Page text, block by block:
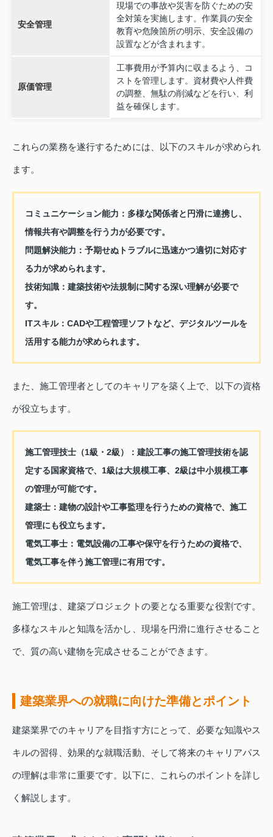
安全管理
現場での事故や災害を防ぐための安
全対策を実施します。作業員の安全
教育や危険箇所の明示、安全設備の
設置などが含まれます。
原価管理
工事費用が予算内に収まるよう、コ
ストを管理します。資材費や人件費
の調整、無駄の削減などを行い、利
益を確保します。
これらの業務を遂行するためには、以下のスキルが求められ
ます。
コミュニケーション能力： 多様な関係者と円滑に連携し、
情報共有や調整を行う力が必要です。
問題解決能力： 予期せぬトラブルに迅速かつ適切に対応す
る力が求められます。
技術知識： 建築技術や法規制に関する深い理解が必要で
す。
ITスキル： CADや工程管理ソフトなど、デジタルツールを
活用する能力が求められます。
また、施工管理者としてのキャリアを築く上で、以下の資格
が役立ちます。
施工管理技士（1級・2級）： 建設工事の施工管理技術を認
定する国家資格で、1級は大規模工事、2級は中小規模工事
の管理が可能です。
建築士： 建物の設計や工事監理を行うための資格で、施工
管理にも役立ちます。
電気工事士： 電気設備の工事や保守を行うための資格で、
電気工事を伴う施工管理に有用です。
施工管理は、建築プロジェクトの要となる重要な役割です。
多様なスキルと知識を活かし、現場を円滑に進行させること
で、質の高い建物を完成させることができます。
建築業界への就職に向けた準備とポイント
建築業界でのキャリアを目指す方にとって、必要な知識やス
キルの習得、効果的な就職活動、そして将来のキャリアパス
の理解は非常に重要です。以下に、これらのポイントを詳し
く解説します。